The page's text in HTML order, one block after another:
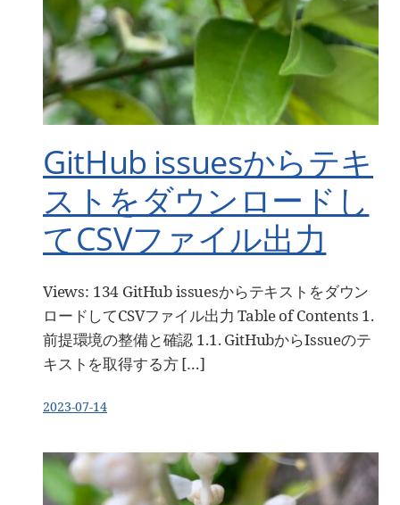
GitHub issuesからテキ
ストをダウンロードし
てCSVファイル出力
Views: 134 GitHub issuesからテキストをダウン
ロードしてCSVファイル出力 Table of Contents 1.
前提環境の整備と確認 1.1. GitHubからIssueのテ
キストを取得する方 […]
2023-07-14